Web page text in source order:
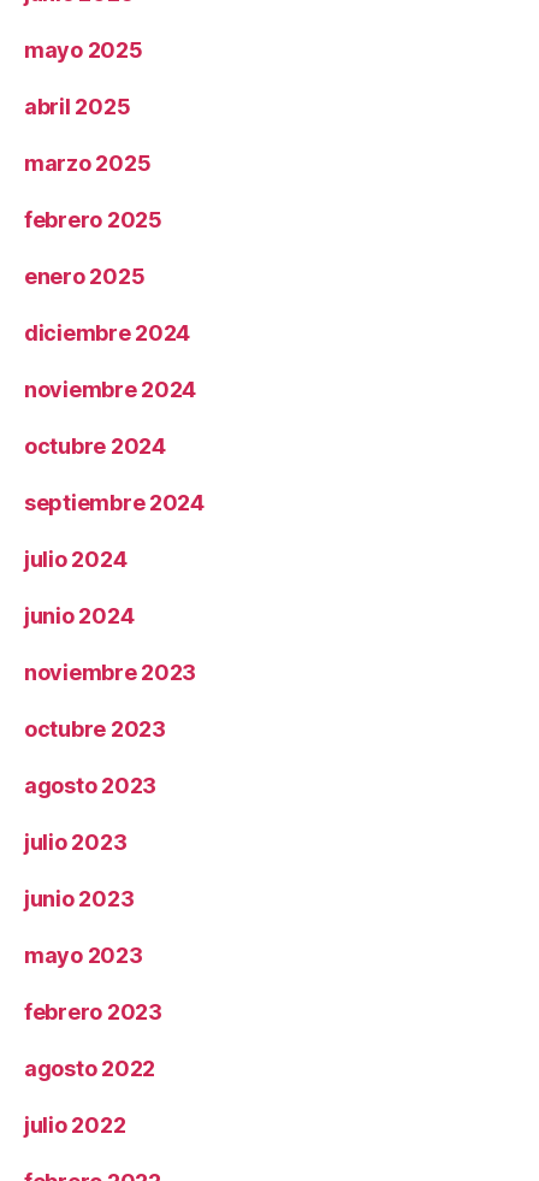
mayo 2025
abril 2025
marzo 2025
febrero 2025
enero 2025
diciembre 2024
noviembre 2024
octubre 2024
septiembre 2024
julio 2024
junio 2024
noviembre 2023
octubre 2023
agosto 2023
julio 2023
junio 2023
mayo 2023
febrero 2023
agosto 2022
julio 2022